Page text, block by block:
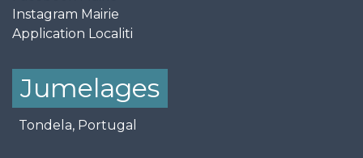
Instagram Mairie
Application Localiti
Jumelages
Tondela, Portugal